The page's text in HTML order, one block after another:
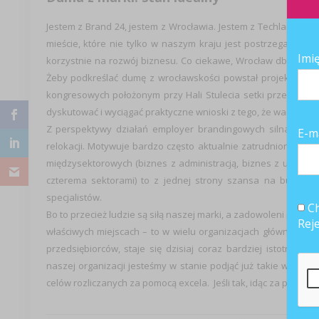
Jestem z Brand 24, jestem z Wrocławia. Jestem z Techlandu,
mieście, które nie tylko w naszym kraju jest postrzegane
korzystnie na rozwój biznesu. Co ciekawe, Wrocław dba
Żeby podkreślać dumę z wrocławskości powstał projekt
kongresowych położonym przy Hali Stulecia setki
dyskutować i wyciągać praktyczne wnioski z tego, że warto
Z perspektywy działań employer brandingowych silna
relokacji. Motywuje bardzo często aktualnie zatrudnionych
międzysektorowych (biznes z administracją, biznes z
czterema sektorami) to z jednej strony szansa na
specjalistów.
Bo to przecież ludzie są siłą naszej marki, a zadowoleni
właściwych miejscach – to w wielu organizacjach główny
przedsiębiorców, staje się dzisiaj coraz bardziej istotnym
naszej organizacji jesteśmy w stanie podjąć już takie
celów rozliczanych za pomocą excela. Jeśli tak, idąc za
E-